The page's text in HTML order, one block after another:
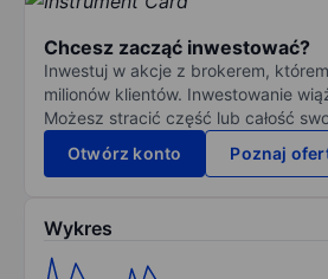
Chcesz zacząć inwestować?
Inwestuj w akcje z brokerem,
milionów klientów. Inwestowanie
Możesz stracić część lub całość
Otwórz konto
Poznaj
Wykres